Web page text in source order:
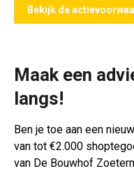
Bekijk de
Maak een
langs!
Ben je toe aan een
van tot €2.000
van De Bouwhof